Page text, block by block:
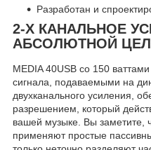
Разработан и
2-Х КАНАЛЬНОЕ
АБСОЛЮТНОЙ
MEDIA 40USB со 150
сигнала, подаваемыми на
двухканального усиления,
разрешением, который
вашей музыке. Вы заметите,
применяют простые